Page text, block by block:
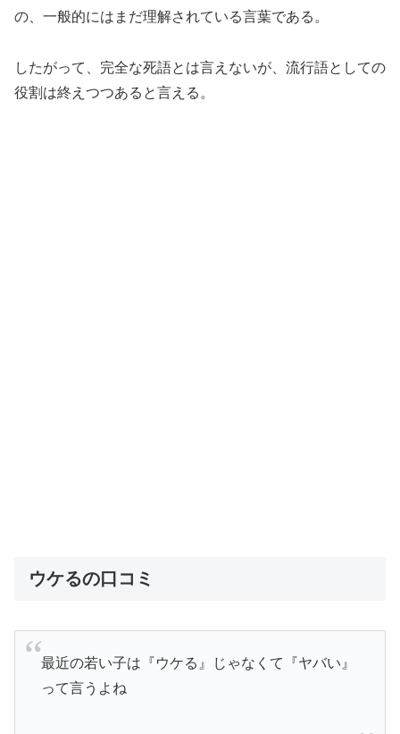
の、一般的にはまだ理解されている言葉である。
したがって、完全な死語とは言えないが、流行語としての
役割は終えつつあると言える。
ウケるの口コミ
最近の若い子は『ウケる』じゃなくて『ヤバい』
って言うよね